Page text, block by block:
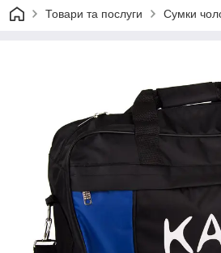
Товари та послуги Сумки